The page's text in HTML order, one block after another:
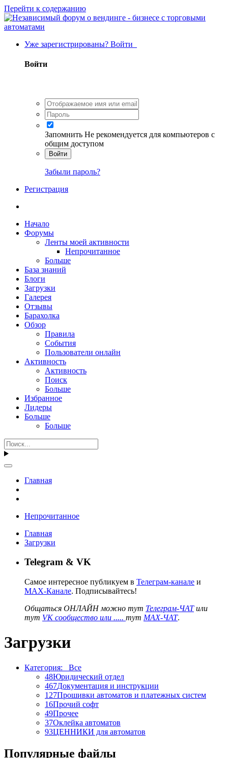
Перейти к содержанию
Уже зарегистрированы? Войти
Войти
Запомнить Не рекомендуется для компьютеров с
общим доступом
Войти
Забыли пароль?
Регистрация
Начало
Форумы
Ленты моей активности
Непрочитанное
Больше
База знаний
Блоги
Загрузки
Галерея
Отзывы
Барахолка
Обзор
Правила
События
Пользователи онлайн
Активность
Активность
Поиск
Больше
Избранное
Лидеры
Больше
Больше
Главная
Непрочитанное
Главная
Загрузки
Telegram & VK
Самое интересное публикуем в Телеграм-канале и
MAX-Канале. Подписывайтесь!
Общаться ОНЛАЙН можно тут Телеграм-ЧАТили
тут VK сообщество или ..... тут MAX-ЧАТ.
Загрузки
Категория:
Все
48Юридический отдел
467Документация и инструкции
127Прошивки автоматов и платежных систем
16Прочий софт
49Прочее
37Оклейка автоматов
93ЦЕННИКИ для автоматов
Популярные файлы